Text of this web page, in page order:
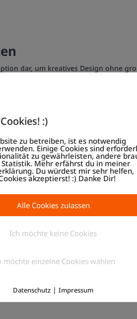
dar, um kreatives Design ohne
die Projekte mit geringem
dem
bekannt
als ein
verleiht.
für
Raleway Schriftart
:)
zu betreiben, ist es notwendig
Einige Cookies sind
zu gewährleisten, andere
Mehr erfährst du in meiner
Du würdest mir sehr helfen,
akzeptierst! :) Danke Dir!
Alle Cookies zulassen
Ich möchte keine Cookies
möchte einzelne Cookies wählen
Datenschutz | Impressum